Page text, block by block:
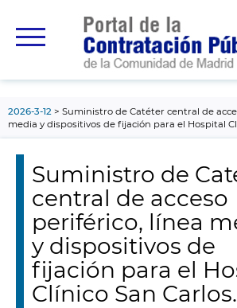
principal
2026-3-12
Suministro de Catéter central de
media y dispositivos de fijación para el Hospital
Suministro de
central de acceso
periférico, línea
y dispositivos de
fijación para el
Clínico San Carlos.